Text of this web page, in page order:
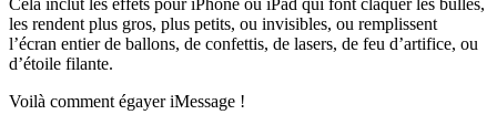
Cela inclut les effets pour iPhone ou iPad qui font claquer les bulles,
les rendent plus gros, plus petits, ou invisibles, ou remplissent
l’écran entier de ballons, de confettis, de lasers, de feu d’artifice, ou
d’étoile filante.
Voilà comment égayer iMessage !